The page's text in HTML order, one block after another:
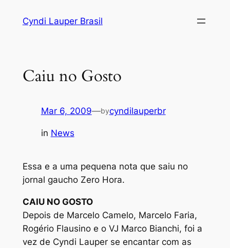
Cyndi Lauper Brasil
Caiu no Gosto
Mar 6, 2009—bycyndilauperbr
in News
Essa e a uma pequena nota que saiu no
jornal gaucho Zero Hora.
CAIU NO GOSTO
Depois de Marcelo Camelo, Marcelo Faria,
Rogério Flausino e o VJ Marco Bianchi, foi a
vez de Cyndi Lauper se encantar com as